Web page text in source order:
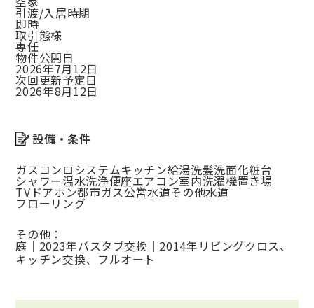
引渡/入居時期
即時
取引態様
専任
物件公開日
2026年7月12日
次回更新予定日
2026年8月12日
設備・条件
ガスコンロ システムキッチン給湯洗髪洗面化粧台
シャワー温水洗浄便座エアコン室内洗濯機置き場
TVドアホン都市ガス公営水道その他水道
フローリング
その他：
庭｜2023年バスタブ交換｜2014年リビングクロス、
キッチン交換、フルオート